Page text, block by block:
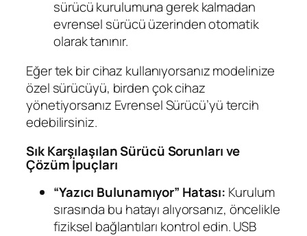
sürücü kurulumuna gerek kalmadan
evrensel sürücü üzerinden otomatik
olarak tanınır.
Eğer tek bir cihaz kullanıyorsanız modelinize
özel sürücüyü, birden çok cihaz
yönetiyorsanız Evrensel Sürücü’yü tercih
edebilirsiniz.
Sık Karşılaşılan Sürücü Sorunları ve
Çözüm İpuçları
“Yazıcı Bulunamıyor” Hatası: Kurulum
sırasında bu hatayı alıyorsanız, öncelikle
fiziksel bağlantıları kontrol edin. USB